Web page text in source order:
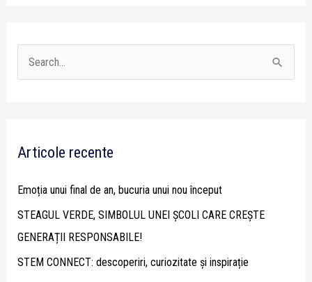
c
o
r
:
Articole recente
Emoția unui final de an, bucuria unui nou început
STEAGUL VERDE, SIMBOLUL UNEI ȘCOLI CARE CREȘTE
GENERAȚII RESPONSABILE!
STEM CONNECT: descoperiri, curiozitate și inspirație